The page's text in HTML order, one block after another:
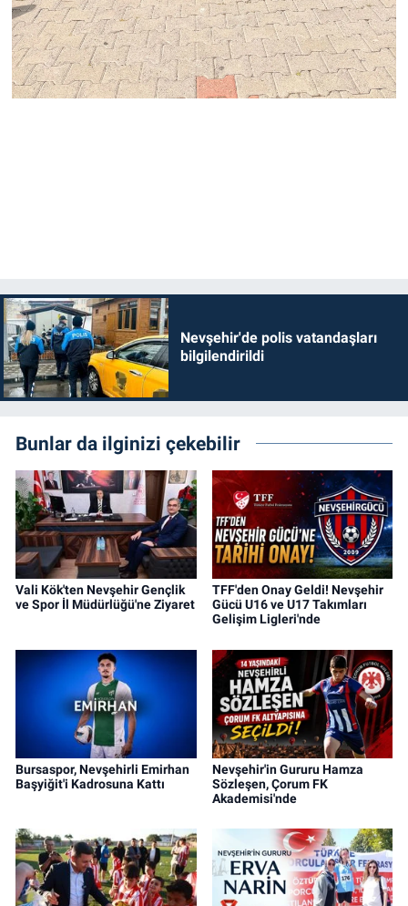
Nevşehir'de polis vatandaşları
bilgilendirildi
Bunlar da ilginizi çekebilir
Vali Kök'ten Nevşehir Gençlik
ve Spor İl Müdürlüğü'ne Ziyaret
TFF'den Onay Geldi! Nevşehir
Gücü U16 ve U17 Takımları
Gelişim Ligleri'nde
Bursaspor, Nevşehirli Emirhan
Başyiğit'i Kadrosuna Kattı
Nevşehir'in Gururu Hamza
Sözleşen, Çorum FK
Akademisi'nde